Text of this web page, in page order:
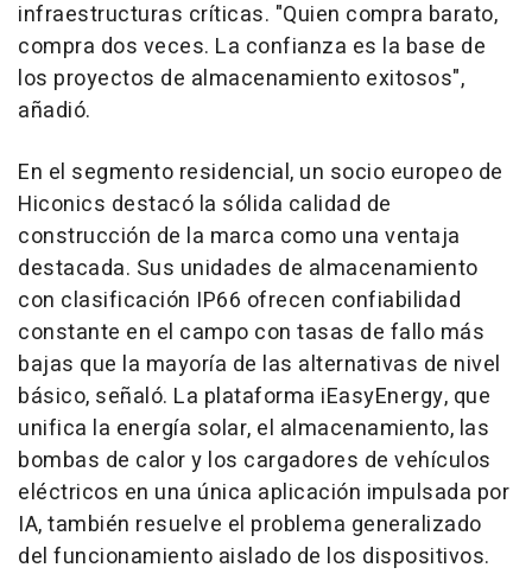
infraestructuras críticas. "Quien compra barato,
compra dos veces. La confianza es la base de
los proyectos de almacenamiento exitosos",
añadió.
En el segmento residencial, un socio europeo de
Hiconics destacó la sólida calidad de
construcción de la marca como una ventaja
destacada. Sus unidades de almacenamiento
con clasificación IP66 ofrecen confiabilidad
constante en el campo con tasas de fallo más
bajas que la mayoría de las alternativas de nivel
básico, señaló. La plataforma iEasyEnergy, que
unifica la energía solar, el almacenamiento, las
bombas de calor y los cargadores de vehículos
eléctricos en una única aplicación impulsada por
IA, también resuelve el problema generalizado
del funcionamiento aislado de los dispositivos.